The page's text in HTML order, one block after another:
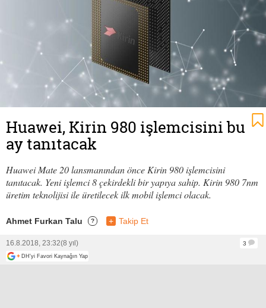
Huawei, Kirin 980 işlemcisini bu
ay tanıtacak
Huawei Mate 20 lansmanından önce Kirin 980 işlemcisini
tanıtacak. Yeni işlemci 8 çekirdekli bir yapıya sahip. Kirin 980 7nm
üretim teknolijisi ile üretilecek ilk mobil işlemci olacak.
Ahmet Furkan Talu ? + Takip Et
16.8.2018, 23:32(8 yıl)
3
+ DH'yi Favori Kaynağın Yap